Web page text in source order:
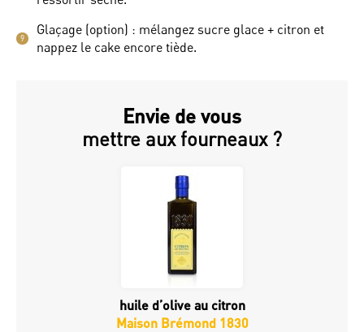
9
Glaçage (option) : mélangez sucre glace + citron et
nappez le cake encore tiède.
Envie de vous
mettre aux fourneaux ?
huile d’olive au citron
Maison Brémond 1830